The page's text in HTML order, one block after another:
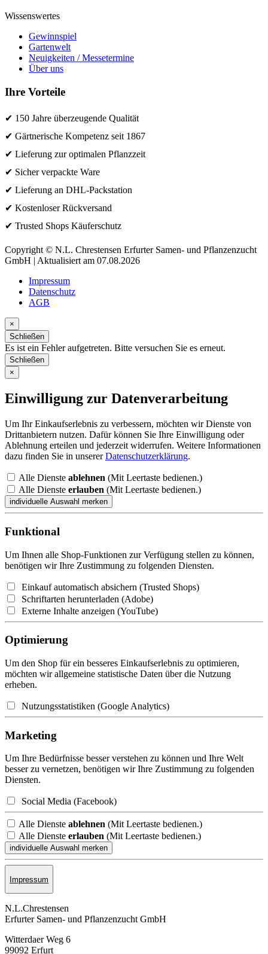
Wissenswertes
Gewinnspiel
Gartenwelt
Neuigkeiten / Messetermine
Über uns
Ihre Vorteile
✔ 150 Jahre überzeugende Qualität
✔ Gärtnerische Kompetenz seit 1867
✔ Lieferung zur optimalen Pflanzzeit
✔ Sicher verpackte Ware
✔ Lieferung an DHL-Packstation
✔ Kostenloser Rückversand
✔ Trusted Shops Käuferschutz
Copyright © N.L. Chrestensen Erfurter Samen- und Pflanzenzucht
GmbH | Aktualisiert am 07.08.2026
Impressum
Datenschutz
AGB
×
Schließen
Es ist ein Fehler aufgetreten. Bitte versuchen Sie es erneut.
Schließen
×
Einwilligung zur Datenverarbeitung
Um Ihr Einkaufserlebnis zu verbessern, möchten wir Dienste von
Drittanbietern nutzen. Dafür können Sie Ihre Einwilligung oder
Ablehnung erteilen und jederzeit widerrufen. Weitere Informationen
dazu finden Sie in unsererDatenschutzerklärung.
Alle Dienste ablehnen (Mit Leertaste bedienen.)
Alle Dienste erlauben (Mit Leertaste bedienen.)
Funktional
Um Ihnen alle Shop-Funktionen zur Verfügung stellen zu können,
benötigen wir Ihre Zustimmung zu folgenden Diensten.
Einkauf automatisch absichern (Trusted Shops)
Schriftarten herunterladen (Adobe)
Externe Inhalte anzeigen (YouTube)
Optimierung
Um den Shop für ein besseres Einkaufserlebnis zu optimieren,
möchten wir allgemeine statistische Daten über die Nutzung
erheben.
Nutzungsstatistiken (Google Analytics)
Marketing
Um Ihre Bedürfnisse besser verstehen zu können und Ihre Welt
besser zu vernetzen, benötigen wir Ihre Zustimmung zu folgenden
Diensten.
Social Media (Facebook)
Alle Dienste ablehnen (Mit Leertaste bedienen.)
Alle Dienste erlauben (Mit Leertaste bedienen.)
Impressum
N.L.Chrestensen
Erfurter Samen- und Pflanzen­zucht GmbH
Witterdaer Weg 6
99092 Erfurt